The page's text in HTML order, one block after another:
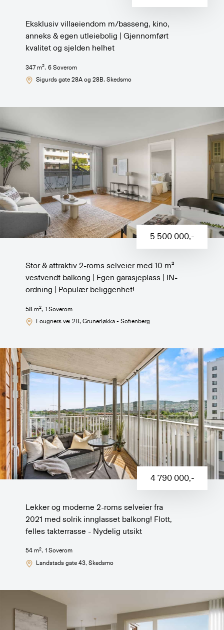
Eksklusiv villaeiendom m/basseng, kino,
anneks & egen utleiebolig | Gjennomført
kvalitet og sjelden helhet
347 m2, 6Soverom
Sigurds gate 28A og 28B, Skedsmo
5 500 000,-
Stor & attraktiv 2-roms selveier med 10 m²
vestvendt balkong | Egen garasjeplass | IN-
ordning | Populær beliggenhet!
58 m2, 1 Soverom
Fougners vei 2B, Grünerløkka - Sofienberg
4 790 000,-
Lekker og moderne 2-roms selveier fra
2021 med solrik innglasset balkong! Flott,
felles takterrasse - Nydelig utsikt
54 m2, 1 Soverom
Landstads gate 43, Skedsmo